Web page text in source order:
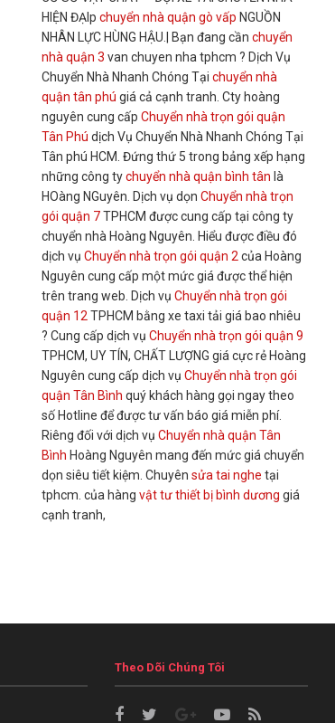
HIỆN ĐẠIpchuyển nhà quận gò vấp NGUỒN
NHÂN LỰC HÙNG HẬU.| Bạn đang cầnchuyển
nhà quận 3 van chuyen nha tphcm ? Dịch Vụ
Chuyển Nhà Nhanh Chóng Tạichuyển nhà
quận tân phú giá cả cạnh tranh. Cty hoàng
nguyên cung cấpChuyển nhà trọn gói quận
Tân Phú dịch Vụ Chuyển Nhà Nhanh Chóng Tại
Tân phú HCM. Đứng thứ 5 trong bảng xếp hạng
những công tychuyển nhà quận bình tân là
HOàng NGuyên. Dịch vụ dọnChuyển nhà trọn
gói quận 7TPHCM được cung cấp tại công ty
chuyển nhà Hoàng Nguyên. Hiểu được điều đó
dịch vụChuyển nhà trọn gói quận 2 của Hoàng
Nguyên cung cấp một mức giá được thể hiện
trên trang web. Dịch vụChuyển nhà trọn gói
quận 12 TPHCM bằng xe taxi tải giá bao nhiêu
? Cung cấp dịch vụChuyển nhà trọn gói quận 9
TPHCM, UY TÍN, CHẤT LƯỢNG giá cực rẻ Hoàng
Nguyên cung cấp dịch vụChuyển nhà trọn gói
quận Tân Bình quý khách hàng gọi ngay theo
số Hotline để được tư vấn báo giá miễn phí.
Riêng đối với dịch vụChuyển nhà quận Tân
Bình Hoàng Nguyên mang đến mức giá chuyển
dọn siêu tiết kiệm. Chuyênsửa tai nghe tại
tphcm. của hàngvật tư thiết bị bình dương giá
cạnh tranh,
Theo Dõi Chúng Tôi